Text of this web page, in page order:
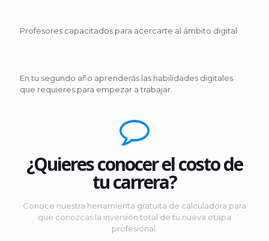
Profesores capacitados para acercarte al ámbito digital
En tu segundo año aprenderás las habilidades digitales
que requieres para empezar a trabajar.
¿Quieres conocer el costo de
tu carrera?
Conoce nuestra herramienta gratuita de calculadora para
que conozcas la inversión total de tu nueva etapa
profesional.